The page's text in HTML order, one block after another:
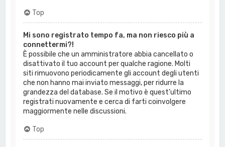
Top
Mi sono registrato tempo fa, ma non riesco più a
connettermi?!
È possibile che un amministratore abbia cancellato o
disattivato il tuo account per qualche ragione. Molti
siti rimuovono periodicamente gli account degli utenti
che non hanno mai inviato messaggi, per ridurre la
grandezza del database. Se il motivo è quest’ultimo
registrati nuovamente e cerca di farti coinvolgere
maggiormente nelle discussioni.
Top